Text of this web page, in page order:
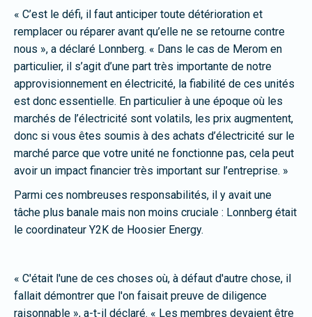
« C’est le défi, il faut anticiper toute détérioration et
remplacer ou réparer avant qu’elle ne se retourne contre
nous », a déclaré Lonnberg. « Dans le cas de Merom en
particulier, il s’agit d’une part très importante de notre
approvisionnement en électricité, la fiabilité de ces unités
est donc essentielle. En particulier à une époque où les
marchés de l’électricité sont volatils, les prix augmentent,
donc si vous êtes soumis à des achats d’électricité sur le
marché parce que votre unité ne fonctionne pas, cela peut
avoir un impact financier très important sur l’entreprise. »
Parmi ces nombreuses responsabilités, il y avait une
tâche plus banale mais non moins cruciale : Lonnberg était
le coordinateur Y2K de Hoosier Energy.
« C'était l'une de ces choses où, à défaut d'autre chose, il
fallait démontrer que l'on faisait preuve de diligence
raisonnable », a-t-il déclaré. « Les membres devaient être